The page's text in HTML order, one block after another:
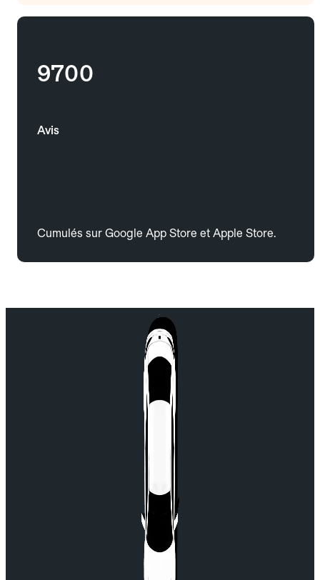
9700
Avis
Cumulés sur Google App Store et Apple Store.